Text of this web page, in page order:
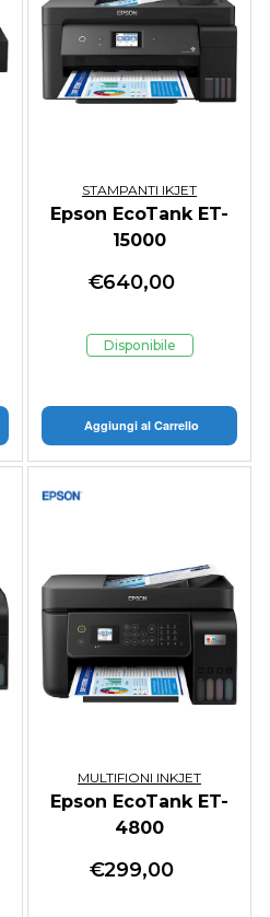
STAMPANTI IKJET
Epson EcoTank ET-
15000
€640,00
Disponibile
Aggiungi al Carrello
MULTIFIONI INKJET
Epson EcoTank ET-
4800
€299,00